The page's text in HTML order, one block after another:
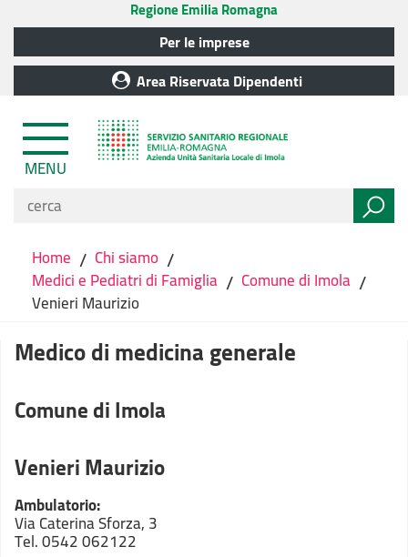
Regione Emilia Romagna
Per le imprese
Area Riservata Dipendenti
MENU
Home / Chi siamo /
Medici e Pediatri di Famiglia / Comune di Imola /
Venieri Maurizio
Medico di medicina generale
Comune di Imola
Venieri Maurizio
Ambulatorio:
Via Caterina Sforza, 3
Tel. 0542 062122